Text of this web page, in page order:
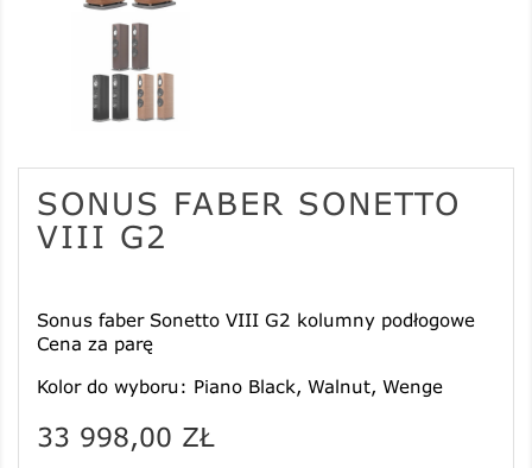
SONUS FABER SONETTO
VIII G2
Sonus faber Sonetto VIII G2 kolumny podłogowe
Cena za parę
Kolor do wyboru: Piano Black, Walnut, Wenge
33 998,00 ZŁ